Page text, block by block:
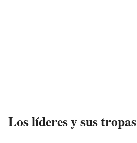
Los líderes y sus tropas